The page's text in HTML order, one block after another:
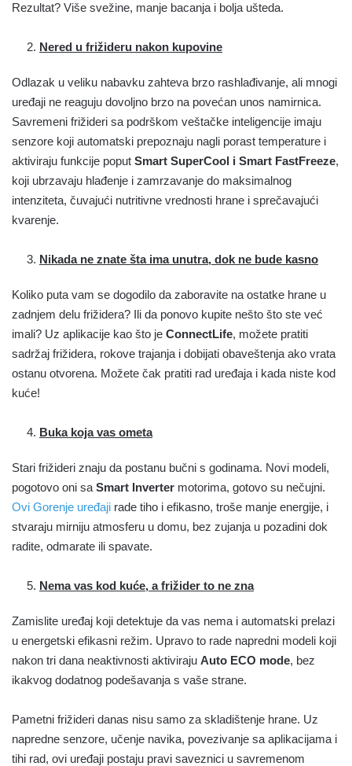
Rezultat? Više svežine, manje bacanja i bolja ušteda.
Nered u frižideru nakon kupovine
Odlazak u veliku nabavku zahteva brzo rashlađivanje, ali mnogi
uređaji ne reaguju dovoljno brzo na povećan unos namirnica.
Savremeni frižideri sa podrškom veštačke inteligencije imaju
senzore koji automatski prepoznaju nagli porast temperature i
aktiviraju funkcije poput Smart SuperCool i Smart FastFreeze,
koji ubrzavaju hlađenje i zamrzavanje do maksimalnog
intenziteta, čuvajući nutritivne vrednosti hrane i sprečavajući
kvarenje.
Nikada ne znate šta ima unutra, dok ne bude kasno
Koliko puta vam se dogodilo da zaboravite na ostatke hrane u
zadnjem delu frižidera? Ili da ponovo kupite nešto što ste već
imali? Uz aplikacije kao što je ConnectLife, možete pratiti
sadržaj frižidera, rokove trajanja i dobijati obaveštenja ako vrata
ostanu otvorena. Možete čak pratiti rad uređaja i kada niste kod
kuće!
Buka koja vas ometa
Stari frižideri znaju da postanu bučni s godinama. Novi modeli,
pogotovo oni sa Smart Inverter motorima, gotovo su nečujni.
Ovi Gorenje uređaji rade tiho i efikasno, troše manje energije, i
stvaraju mirniju atmosferu u domu, bez zujanja u pozadini dok
radite, odmarate ili spavate.
Nema vas kod kuće, a frižider to ne zna
Zamislite uređaj koji detektuje da vas nema i automatski prelazi
u energetski efikasni režim. Upravo to rade napredni modeli koji
nakon tri dana neaktivnosti aktiviraju Auto ECO mode, bez
ikakvog dodatnog podešavanja s vaše strane.
Pametni frižideri danas nisu samo za skladištenje hrane. Uz
napredne senzore, učenje navika, povezivanje sa aplikacijama i
tihi rad, ovi uređaji postaju pravi saveznici u savremenom